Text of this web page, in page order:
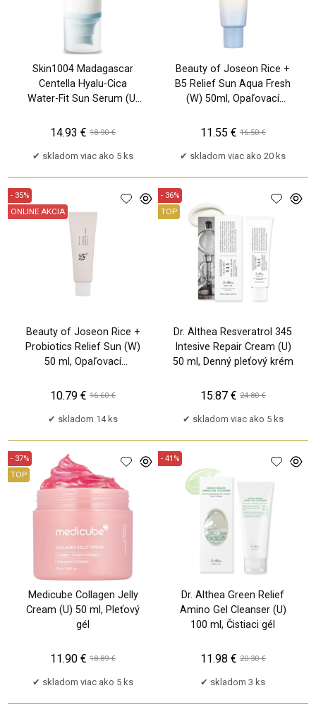
Skin1004 Madagascar
Centella Hyalu-Cica
Water-Fit Sun Serum (U)
prípravok
skladom viac ako 5 ks
14.93 € 18.90 €
Beauty of Joseon Rice +
B5 Relief Sun Aqua Fresh
(W) 50ml, Opaľovací
skladom viac ako 20 ks
11.55 € 16.50 €
Beauty of Joseon Rice +
Probiotics Relief Sun (W)
50 ml, Opaľovací
- 35%
ONLINE AKCIA
skladom 14 ks
10.79 € 16.60 €
Dr. Althea Resveratrol 345
Intesive Repair Cream (U)
50 ml, Denný pleťový krém
- 36%
TOP
skladom viac ako 5 ks
15.87 € 24.80 €
Medicube Collagen Jelly
Cream (U) 50 ml, Pleťový
gél
- 37%
TOP
skladom viac ako 5 ks
11.90 € 18.89 €
Dr. Althea Green Relief
Amino Gel Cleanser (U)
100 ml, Čistiaci gél
- 41%
skladom 3 ks
11.98 € 20.30 €